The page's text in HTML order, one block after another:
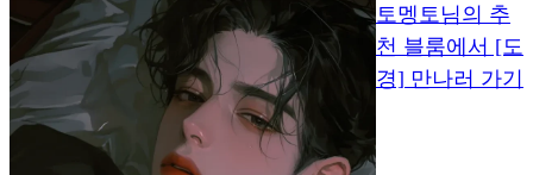
토멩토님의 추
천 블룸에서 [도
경] 만나러 가기